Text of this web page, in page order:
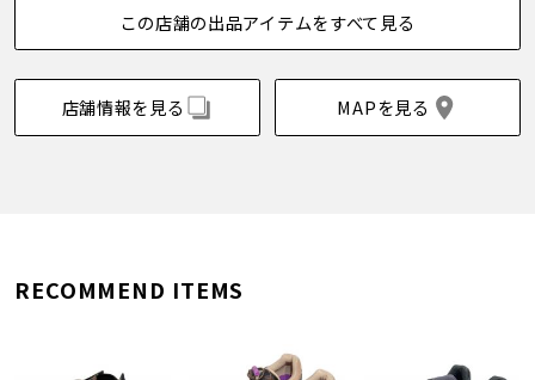
この店舗の出品アイテムをすべて見る
店舗情報を見る MAPを見る
RECOMMEND ITEMS